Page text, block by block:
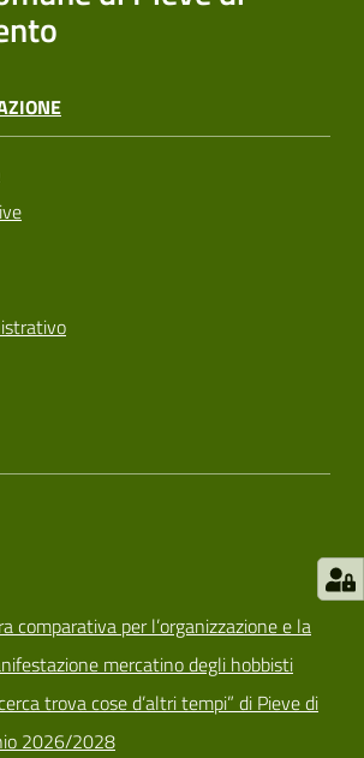
comparativa per l’organizzazione e la
mercatino degli hobbisti
trova cose d’altri tempi” di Pieve di
2026/2028